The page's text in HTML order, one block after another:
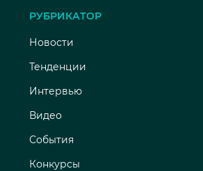
РУБРИКАТОР
Новости
Тенденции
Интервью
Видео
События
Конкурсы